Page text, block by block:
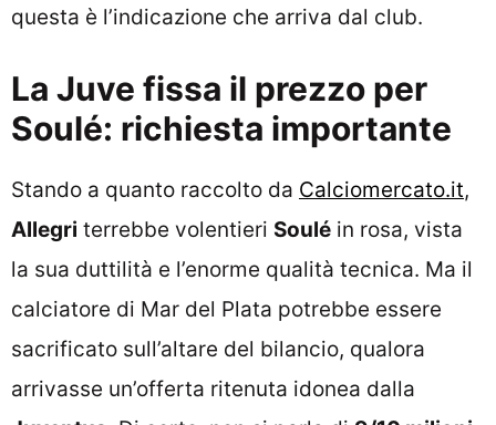
questa è l’indicazione che arriva dal club.
La Juve fissa il prezzo per
Soulé: richiesta importante
Stando a quanto raccolto da Calciomercato.it,
Allegri terrebbe volentieri Soulé in rosa, vista
la sua duttilità e l’enorme qualità tecnica. Ma il
calciatore di Mar del Plata potrebbe essere
sacrificato sull’altare del bilancio, qualora
arrivasse un’offerta ritenuta idonea dalla